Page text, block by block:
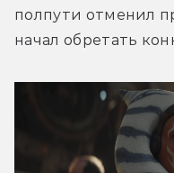
полпути отменил
начал обретать